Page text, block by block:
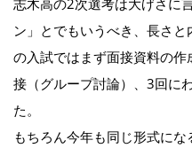
志木高の2次選考は大げさに
ン」とでもいうべき、長さ
の入試ではまず面接資料の
接（グループ討論）、3回に
た。
もちろん今年も同じ形式に